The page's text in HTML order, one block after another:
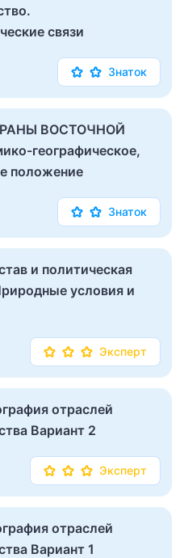
связи
Знаток
ВОСТОЧНОЙ
географическое,
положение
Знаток
и политическая
условия и
Эксперт
отраслей
Вариант 2
Эксперт
отраслей
Вариант 1